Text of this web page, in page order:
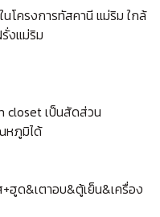
โครงการทัสคานี แม่ริม ใกล้
งแม่ริม
closet เป็นสัดส่วน
หภูมิได้
ฮูด&เตาอบ&ตู้เย็น&เครื่อง